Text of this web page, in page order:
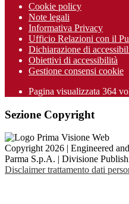
Cookie policy
Note legali
Informativa Privacy
Ufficio Relazioni con il
Dichiarazione di
Obiettivi di accessibilità
Gestione consensi cookie
Pagina visualizzata 364
Sezione Copyright
Copyright 2026 | Engineered
Parma S.p.A. | Divisione
Disclaimer trattamento dati